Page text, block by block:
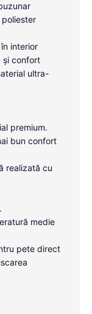
interior
și confort
ultra-
premium.
bun confort
realizată cu
medie
pete direct